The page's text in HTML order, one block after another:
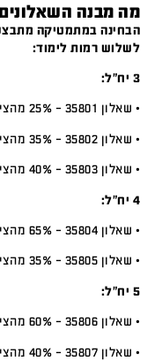
מה מבנה
הבחינה במתמטיקה
לשלוש רמות לימוד:
3 יח”ל:
• שאלון 35801 – 25% מהציון
• שאלון 35802 – 35% מהציון
• שאלון 35803 – 40% מהציון
4 יח”ל:
• שאלון 35804 – 65% מהציון
• שאלון 35805 – 35% מהציון
5 יח”ל:
• שאלון 35806 – 60% מהציון
• שאלון 35807 – 40% מהציון